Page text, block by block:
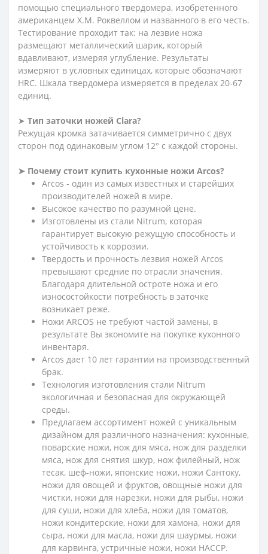
помощью специального твердомера, изобретенного
американцем Х.М. Роквеллом и названного в его честь.
Тестирование проходит так: на лезвие ножа
размещают металлический шарик, который
вдавливают, измеряя углубление. Результаты
измеряют в условных единицах, которые обозначают
HRC. Шкала твердомера измеряется в пределах 20-67
единиц.
➤ Тип заточки ножей Clara?
Режущая кромка затачивается симметрично с двух
сторон под одинаковым углом 12° с каждой стороны.
➤ Почему стоит купить кухонные ножи Arcos?
Arcos - один из самых известных и старейших
производителей ножей в мире.
Высокое качество по разумной цене.
Изготовлены из стали Nitrum, которая
гарантирует высокую режущую способность и
устойчивость к коррозии.
Твердость и прочность лезвия ножей Arcos
превышают средние по отрасли значения.
Благодаря длительной остроте ножа и его
износостойкости потребность в заточке
возникает реже.
Ножи ARCOS не требуют частой замены, в
результате Вы экономите на покупке кухонного
инвентаря.
Arcos дает 10 лет гарантии на производственный
брак.
Технология изготовления стали Nitrum
экологичная и безопасная для окружающей
среды.
Предлагаем ассортимент ножей с уникальным
дизайном для различного назначения: кухонные,
поварские ножи, нож для мяса, нож для разделки
мяса, нож для снятия шкур, нож филейный, нож
тесак, шеф-ножи, японские ножи, ножи Сантоку,
ножи для овощей и фруктов, овощные ножи для
чистки, ножи для нарезки, ножи для рыбы, ножи
для суши, ножи для хлеба, ножи для томатов,
ножи кондитерские, ножи для хамона, ножи для
сыра, ножи для масла, ножи для шаурмы, ножи
для карвинга, устричные ножи, ножи HACCP.